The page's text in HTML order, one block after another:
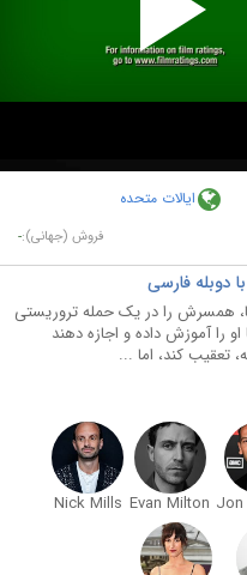
ایالات متحده
فروش (جهانی):-
همسرش را در یک حمله تروریستی
را آموزش داده و اجازه دهند
کند، اما ...
Jon
Evan Milton
Nick Mills